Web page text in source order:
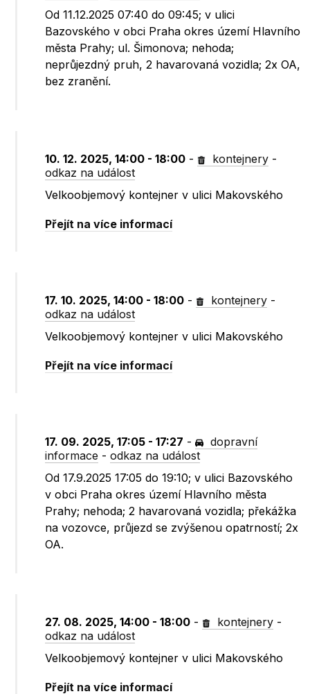
Od 11.12.2025 07:40 do 09:45; v ulici
Bazovského v obci Praha okres území Hlavního
města Prahy; ul. Šimonova; nehoda;
neprůjezdný pruh, 2 havarovaná vozidla; 2x OA,
bez zranění.
10. 12. 2025, 14:00 - 18:00 - kontejnery -
odkaz na událost
Velkoobjemový kontejner v ulici Makovského
Přejít na více informací
17. 10. 2025, 14:00 - 18:00 - kontejnery -
odkaz na událost
Velkoobjemový kontejner v ulici Makovského
Přejít na více informací
17. 09. 2025, 17:05 - 17:27 -
dopravní
informace -odkaz na událost
Od 17.9.2025 17:05 do 19:10; v ulici Bazovského
v obci Praha okres území Hlavního města
Prahy; nehoda; 2 havarovaná vozidla; překážka
na vozovce, průjezd se zvýšenou opatrností; 2x
OA.
27. 08. 2025, 14:00 - 18:00 - kontejnery -
odkaz na událost
Velkoobjemový kontejner v ulici Makovského
Přejít na více informací